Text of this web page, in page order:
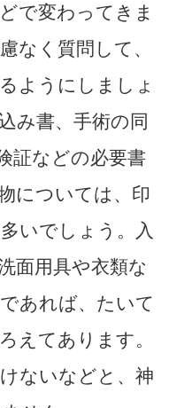
で変わってきま
なく質問して、
ようにしましょ
み書、手術の同
証などの必要書
については、印
いでしょう。入
面用具や衣類な
あれば、たいて
えてあります。
ないなどと、神